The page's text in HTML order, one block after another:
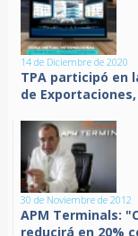
14 de Diciembre de 2020
TPA participó en
de
30 de Noviembre de 2012
APM Terminals:
reducirá en 20%